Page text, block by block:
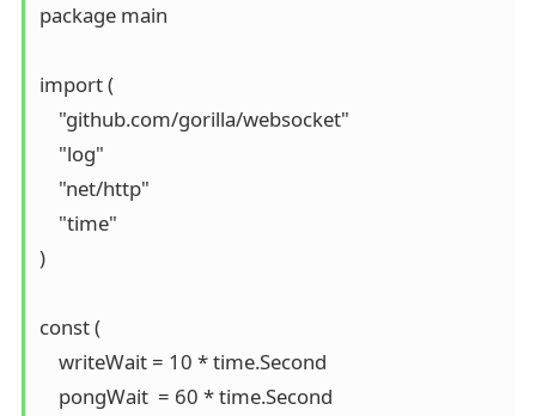
package main
import (
    "github.com/gorilla/websocket"
    "log"
    "net/http"
    "time"
)
const (
    writeWait = 10 * time.Second
    pongWait  = 60 * time.Second